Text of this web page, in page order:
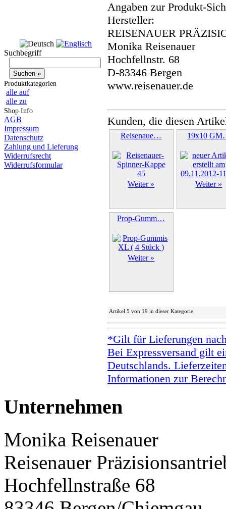
Suchbegriff
Produktkategorien
alle auf
alle zu
Shop Info
AGB
Impressum
Datenschutz
Zahlung und Lieferung
Widerrufsrecht
Widerrufsformular
Angaben zur Produkt-
Hersteller:
REISENAUER
Monika Reisenauer
Hochfellnstr. 68
D-83346 Bergen
www.reisenauer.de
Kunden, die diesen
Reisenaue…
Weiter »
19x10
Weiter »
Prop-Gumm…
Weiter »
Artikel 5 von 19 in dieser Kategorie
*Gilt für Lieferungen
Bei Expressversand gilt
Deutschlands.
Informationen zur
Unternehmen
Monika Reisenauer
Reisenauer
Hochfellnstraße 68